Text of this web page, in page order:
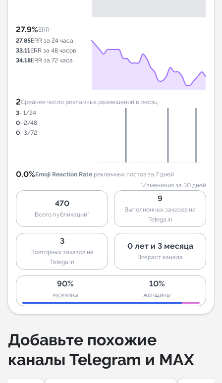
27.9%ERR*
27.85ERR за 24 часа
33.11ERR за 48 часов
34.18ERR за 72 часа
2Среднее число рекламных размещений в месяц
3- 1/24
0- 2/48
0- 3/72
0.0%Emoji Reaction Rate рекламных постов за 7 дней
*Изменения за 30 дней
470
Всего публикаций*
9
Выполненных заказов на
Telega.in
3
Повторных заказов на
Telega.in
0 лет и 3 месяца
Возраст канала
90%
мужчины
10%
женщины
Добавьте похожие
каналы Telegram и MAX